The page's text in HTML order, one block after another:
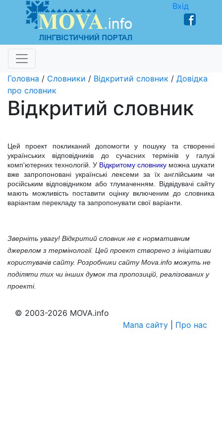
Вхід
Головна / Словники / Відкритий словник / Довідка
про словник
Відкритий словник
Цей проект покликаний допомогти у пошуку та створенні
українських відповідників до сучасних термінів у галузі
комп'ютерних технологій. У Відкритому словнику можна шукати
вже запропоновані українські лексеми за їх англійським чи
російським відповідником або тлумаченням. Відвідувачі сайту
мають можливість поставити оцінку включеним до словника
варіантам перекладу та запропонувати свої варіанти.
Зверніть увагу! Відкритий словник не є нормативним
джерелом з термінології. Цей проект створено з ініціативи
користувачів сайту. Розробники сайту Mova.info можуть не
поділяти тих чи інших думок та пропозицій, реалізованих у
проекті.
© 2003-2026 MOVA.info
Мапа сайту
Про нас